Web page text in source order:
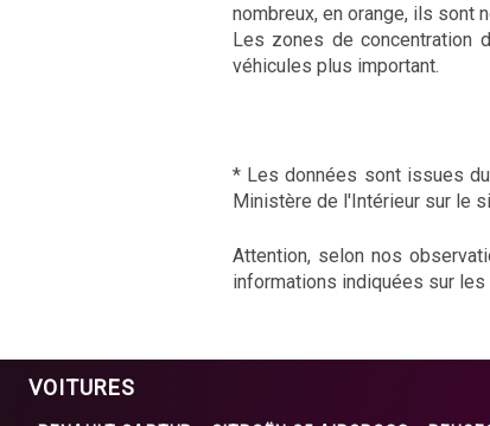
nombreux, en orange, ils sont
Les zones de concentration
véhicules plus important.
* Les données sont issues
Ministère de l'Intérieur sur le
Attention, selon nos
informations indiquées sur
VOITURES